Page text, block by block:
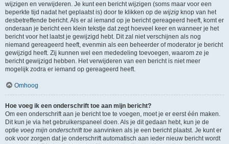
wijzigen en verwijderen. Je kunt een bericht wijzigen (soms maar voor een
beperkte tijd nadat het geplaatst is) door te klikken op de wijzig knop van het
desbetreffende bericht. Als er al iemand op je bericht gereageerd heeft, komt er
onderaan je bericht een klein tekstje dat zegt hoeveel keer en wanneer je het
bericht voor het laatst je gewijzigd hebt. Dit zal niet verschijnen als nog
niemand gereageerd heeft, evenmin als een beheerder of moderator je bericht
gewijzigd heeft. Zij kunnen wel een mededeling toevoegen, waarom ze je
bericht gewijzigd hebben. Het verwijderen van een bericht is niet meer
mogelijk zodra er iemand op gereageerd heeft.
Omhoog
Hoe voeg ik een onderschrift toe aan mijn bericht?
Om een onderschrift aan je bericht toe te voegen, moet je er eerst één maken.
Dit kun je via het gebruikerspaneel doen. Als je dit gedaan hebt, kun je de
optie voeg mijn onderschrift toe aanvinken als je een bericht plaatst. Je kunt er
ook voor zorgen dat je onderschrift automatisch aan ieder nieuw bericht wordt